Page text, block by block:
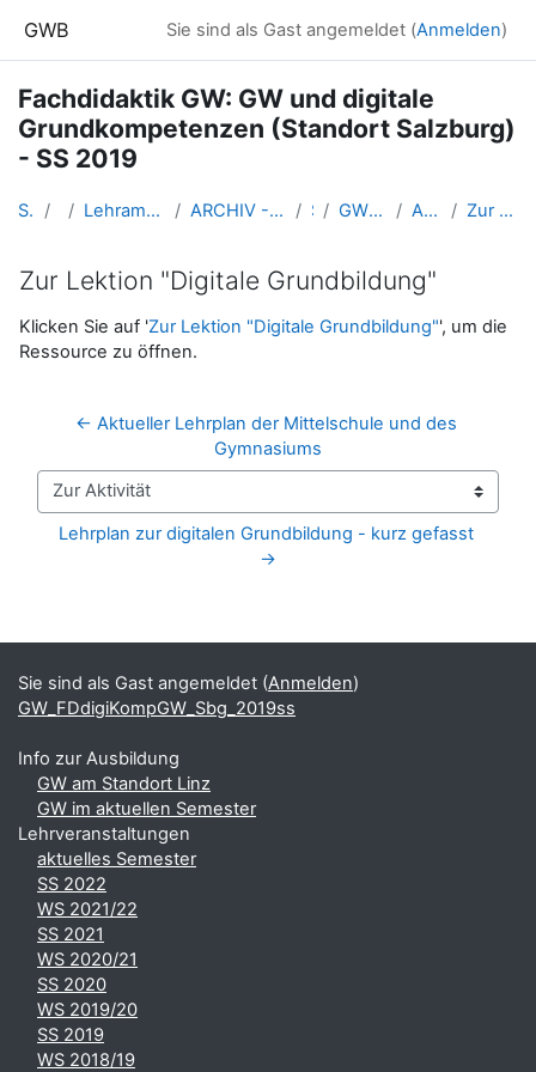
GWB Sie sind als Gast angemeldet (Anmelden)
Fachdidaktik GW: GW und digitale
Grundkompetenzen (Standort Salzburg)
- SS 2019
Startseite Kurse Lehramtsausbildung GW im Cluster Österreich Mitte ARCHIV - Lehrveranstaltungen am Standort Linz - seit 2016 SS 2019 GW_FDdigiKompGW_Sbg_2019ss Allgemeine Information Zur Lektion "Digitale Grundbildung"
Zur Lektion "Digitale Grundbildung"
Abschlussbedingungen
Klicken Sie auf 'Zur Lektion "Digitale Grundbildung"', um die
Ressource zu öffnen.
← Aktueller Lehrplan der Mittelschule und des
Gymnasiums
Zur Aktivität
Lehrplan zur digitalen Grundbildung - kurz gefasst
→
Ergänzungsblöcke
Sie sind als Gast angemeldet (Anmelden)
GW_FDdigiKompGW_Sbg_2019ss
Info zur Ausbildung
GW am Standort Linz
GW im aktuellen Semester
Lehrveranstaltungen
aktuelles Semester
SS 2022
WS 2021/22
SS 2021
WS 2020/21
SS 2020
WS 2019/20
SS 2019
WS 2018/19